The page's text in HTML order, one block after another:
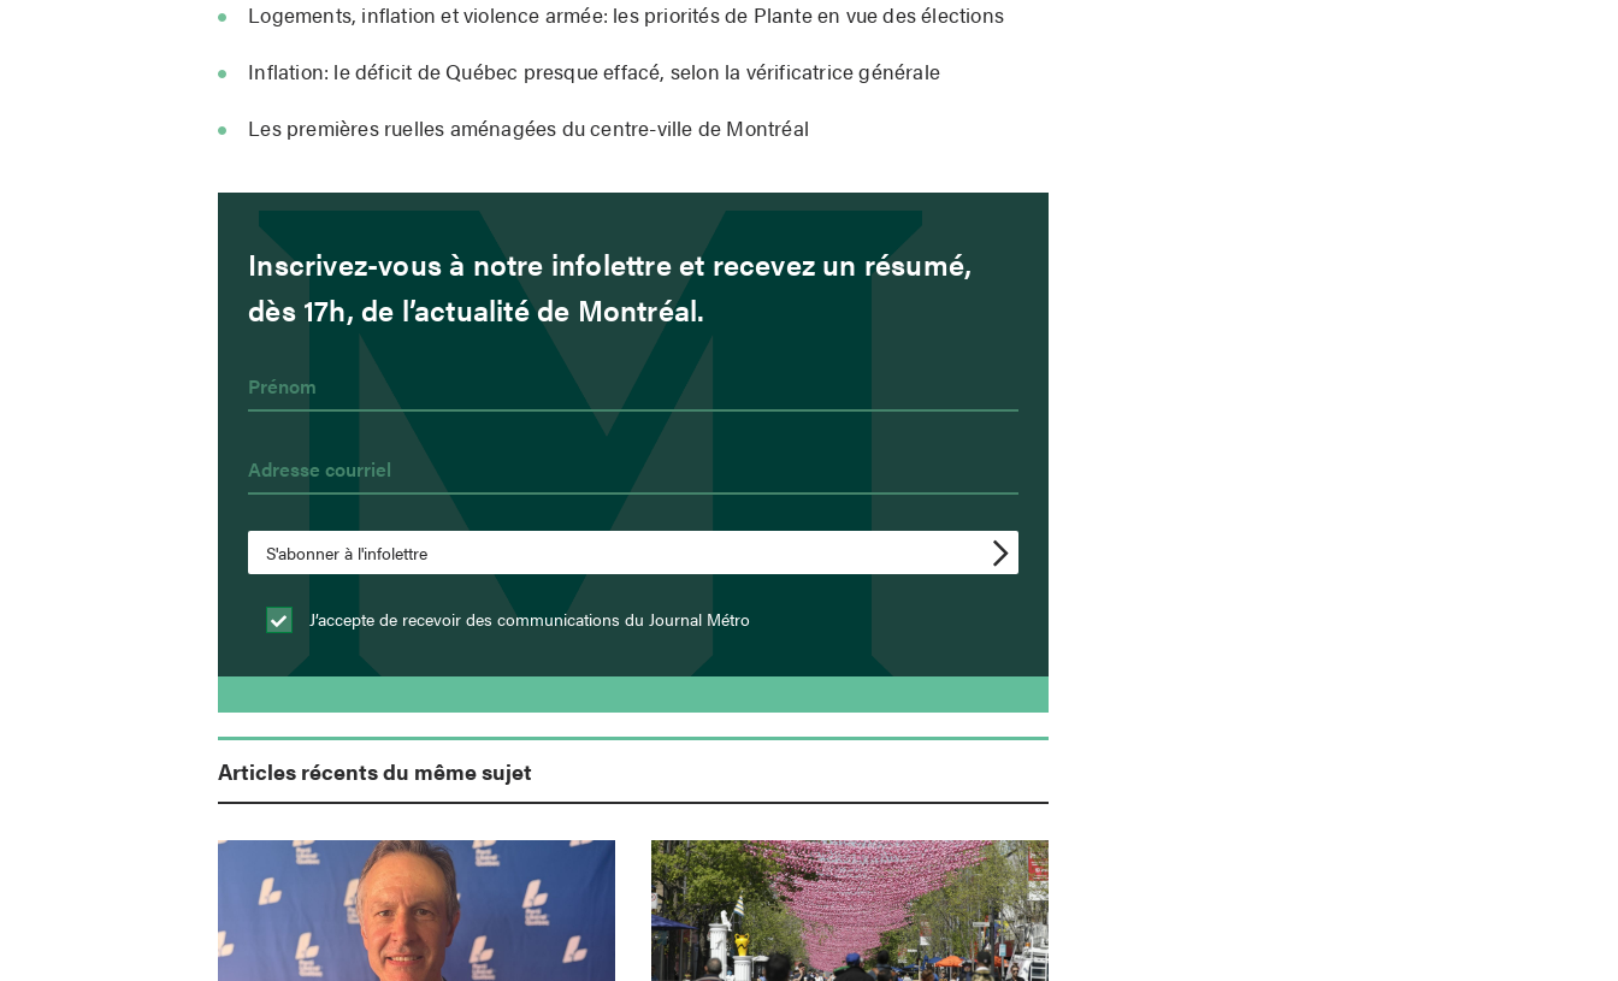
Logements, inflation et violence armée: les priorités de Plante en vue des élections
Inflation: le déficit de Québec presque effacé, selon la vérificatrice générale
Les premières ruelles aménagées du centre-ville de Montréal
Inscrivez-vous à notre infolettre et recevez un résumé,
dès 17h, de l’actualité de Montréal.
J’accepte de recevoir des communications du Journal Métro
Articles récents du même sujet